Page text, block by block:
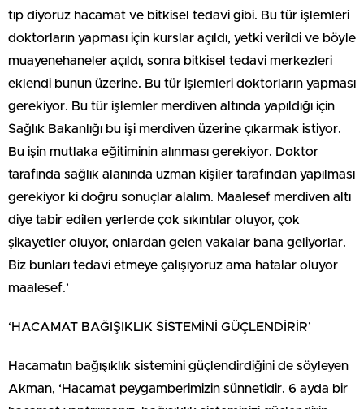
tıp diyoruz hacamat ve bitkisel tedavi gibi. Bu tür işlemleri
doktorların yapması için kurslar açıldı, yetki verildi ve böyle
muayenehaneler açıldı, sonra bitkisel tedavi merkezleri
eklendi bunun üzerine. Bu tür işlemleri doktorların yapması
gerekiyor. Bu tür işlemler merdiven altında yapıldığı için
Sağlık Bakanlığı bu işi merdiven üzerine çıkarmak istiyor.
Bu işin mutlaka eğitiminin alınması gerekiyor. Doktor
tarafında sağlık alanında uzman kişiler tarafından yapılması
gerekiyor ki doğru sonuçlar alalım. Maalesef merdiven altı
diye tabir edilen yerlerde çok sıkıntılar oluyor, çok
şikayetler oluyor, onlardan gelen vakalar bana geliyorlar.
Biz bunları tedavi etmeye çalışıyoruz ama hatalar oluyor
maalesef.’
‘HACAMAT BAĞIŞIKLIK SİSTEMİNİ GÜÇLENDİRİR’
Hacamatın bağışıklık sistemini güçlendirdiğini de söyleyen
Akman, ‘Hacamat peygamberimizin sünnetidir. 6 ayda bir